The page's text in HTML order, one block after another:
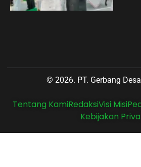
© 2026. PT. Gerbang
Tentang KamiRedaksiVisi Misi
Kebijakan